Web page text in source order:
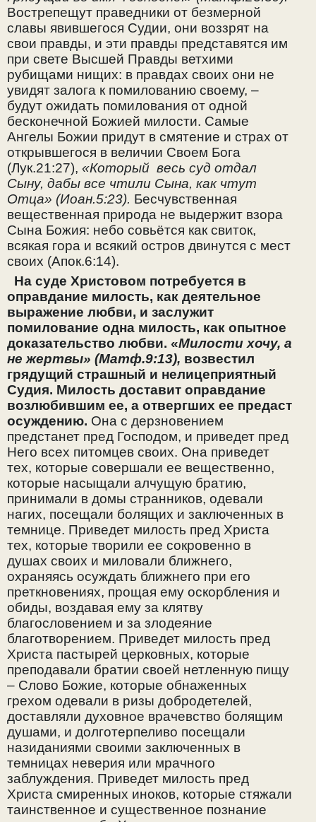
Вострепещут праведники от безмерной
славы явившегося Судии, они воззрят на
свои правды, и эти правды представятся им
при свете Высшей Правды ветхими
рубищами нищих: в правдах своих они не
увидят залога к помилованию своему, –
будут ожидать помилования от одной
бесконечной Божией милости. Самые
Ангелы Божии придут в смятение и страх от
открывшегося в величии Своем Бога
(Лук.21:27), «Который весь суд отдал
Сыну, дабы все чтили Сына, как чтут
Отца» (Иоан.5:23). Бесчувственная
вещественная природа не выдержит взора
Сына Божия: небо совьётся как свиток,
всякая гора и всякий остров двинутся с мест
своих (Апок.6:14).
На суде Христовом потребуется в
оправдание милость, как деятельное
выражение любви, и заслужит
помилование одна милость, как опытное
доказательство любви. «Милости хочу, а
не жертвы» (Матф.9:13), возвестил
грядущий страшный и нелицеприятный
Судия. Милость доставит оправдание
возлюбившим ее, а отвергших ее предаст
осуждению. Она с дерзновением
предстанет пред Господом, и приведет пред
Него всех питомцев своих. Она приведет
тех, которые совершали ее вещественно,
которые насыщали алчущую братию,
принимали в домы странников, одевали
нагих, посещали болящих и заключенных в
темнице. Приведет милость пред Христа
тех, которые творили ее сокровенно в
душах своих и миловали ближнего,
охраняясь осуждать ближнего при его
преткновениях, прощая ему оскорбления и
обиды, воздавая ему за клятву
благословением и за злодеяние
благотворением. Приведет милость пред
Христа пастырей церковных, которые
преподавали братии своей нетленную пищу
– Слово Божие, которые обнаженных
грехом одевали в ризы добродетелей,
доставляли духовное врачевство болящим
душами, и долготерпеливо посещали
назиданиями своими заключенных в
темницах неверия или мрачного
заблуждения. Приведет милость пред
Христа смиренных иноков, которые стяжали
таинственное и существенное познание